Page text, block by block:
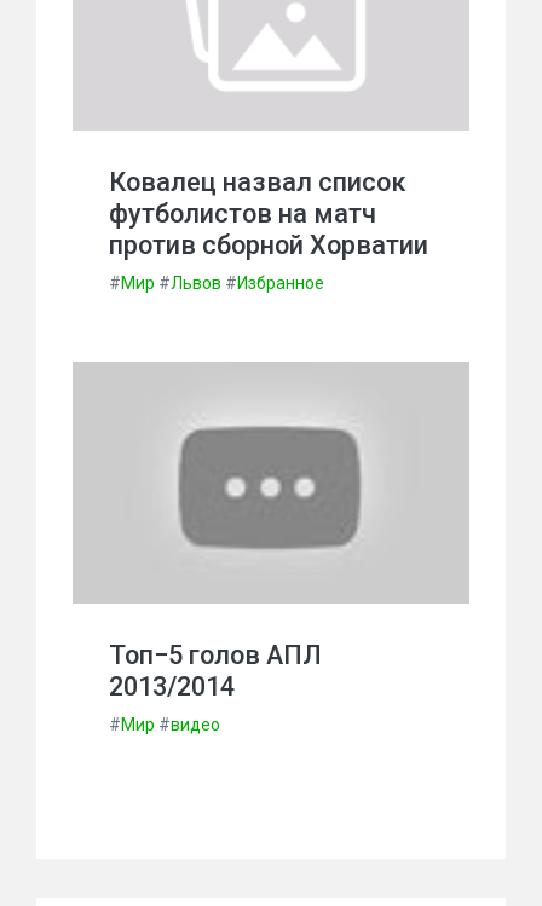
Ковалец назвал список
футболистов на матч
против сборной Хорватии
#Мир #Львов #Избранное
Топ−5 голов АПЛ
2013/2014
#Мир #видео